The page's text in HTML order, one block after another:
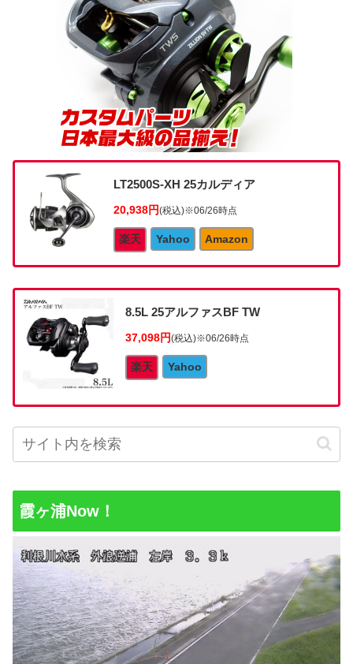
LT2500S-XH 25カルディア
20,938円(税込)※06/26時点
楽天 Yahoo Amazon
8.5L 25アルファスBF TW
37,098円(税込)※06/26時点
楽天 Yahoo
霞ヶ浦Now！